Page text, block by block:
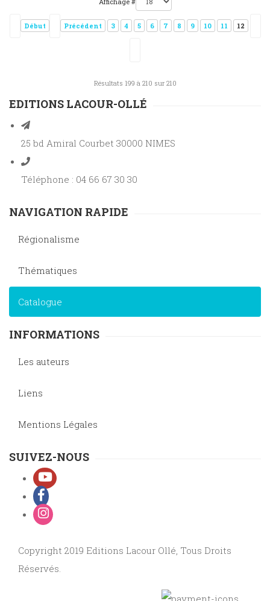
Début Précédent 3 4 5 6 7 8 9 10 11 12
Résultats 199 à 210 sur 210
EDITIONS LACOUR-OLLÉ
25 bd Amiral Courbet 30000 NIMES
Téléphone : 04 66 67 30 30
NAVIGATION RAPIDE
Régionalisme
Thématiques
Catalogue
INFORMATIONS
Les auteurs
Liens
Mentions Légales
SUIVEZ-NOUS
Copyright 2019 Editions Lacour Ollé, Tous Droits
Réservés.